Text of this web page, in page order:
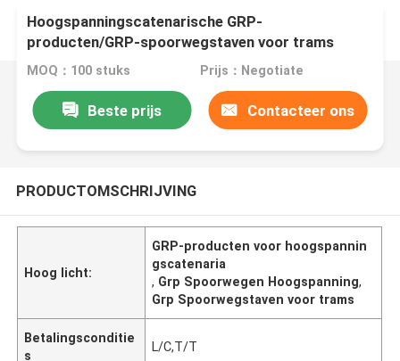
Hoogspanningscatenarische GRP-
producten/GRP-spoorwegstaven voor trams
MOQ：100 stuks Prijs：Negotiate
Beste prijs Contacteer ons
PRODUCTOMSCHRIJVING
Hoog licht:
GRP-producten voor hoogspannin
gscatenaria
, Grp Spoorwegen Hoogspanning,
Grp Spoorwegstaven voor trams
Betalingsconditie
s
L/C,T/T